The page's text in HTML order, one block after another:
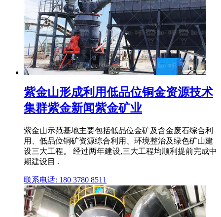
紫金山形成利用低品位铜金资源技术
集群紫金新闻紫金矿业
紫金山示范基地主要包括低品位金矿及含金废石综合利
用、低品位铜矿资源综合利用、环境整治及绿色矿山建
设三大工程。 经过两年建设,三大工程均顺利提前完成中
期建设目 .
联系电话: 180 3780 8511